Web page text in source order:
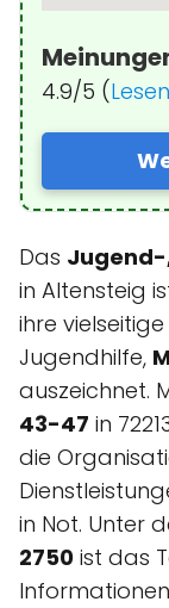
4.9/5 (
Das Jugend-
in Altensteig
ihre
Jugendhilfe,
auszeichnet.
43-47 in
die
in Not. Unter
2750 ist das